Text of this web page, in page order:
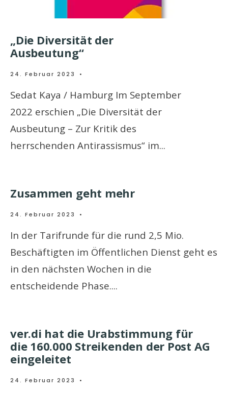
„Die Diversität der
Ausbeutung“
24. Februar 2023 •
Sedat Kaya / Hamburg Im September
2022 erschien „Die Diversität der
Ausbeutung – Zur Kritik des
herrschenden Antirassismus“ im...
Zusammen geht mehr
24. Februar 2023 •
In der Tarifrunde für die rund 2,5 Mio.
Beschäftigten im Öffentlichen Dienst geht es
in den nächsten Wochen in die
entscheidende Phase....
ver.di hat die Urabstimmung für
die 160.000 Streikenden der Post AG
eingeleitet
24. Februar 2023 •